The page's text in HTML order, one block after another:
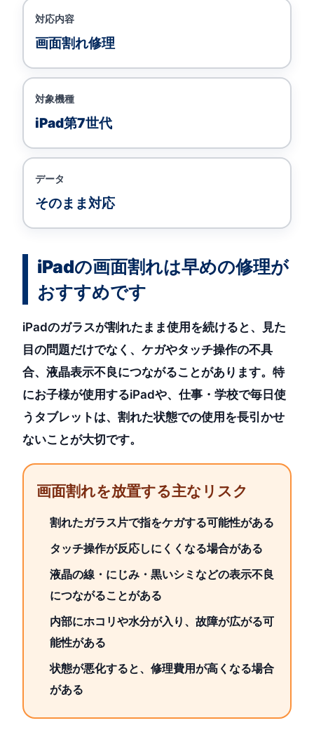
対応内容
画面割れ修理
対象機種
iPad第7世代
データ
そのまま対応
iPadの画面割れは早めの修理が
おすすめです
iPadのガラスが割れたまま使用を続けると、見た
目の問題だけでなく、ケガやタッチ操作の不具
合、液晶表示不良につながることがあります。特
にお子様が使用するiPadや、仕事・学校で毎日使
うタブレットは、割れた状態での使用を長引かせ
ないことが大切です。
画面割れを放置する主なリスク
割れたガラス片で指をケガする可能性がある
タッチ操作が反応しにくくなる場合がある
液晶の線・にじみ・黒いシミなどの表示不良
につながることがある
内部にホコリや水分が入り、故障が広がる可
能性がある
状態が悪化すると、修理費用が高くなる場合
がある